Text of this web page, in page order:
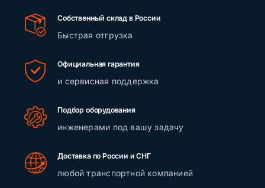
Собственный склад в России
Быстрая отгрузка
Официальная гарантия
и сервисная поддержка
Подбор оборудования
инженерами под вашу задачу
Доставка по России и СНГ
любой транспортной компанией